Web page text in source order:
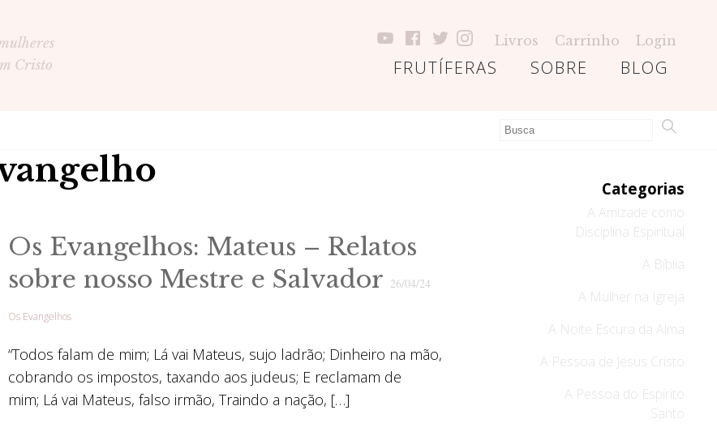
Cristo
Livros Carrinho Login
BLOG
SOBRE
FRUTÍFERAS
Os Evangelhos: Mateus – Relatos
sobre nosso Mestre e Salvador 26/04/24
Os Evangelhos
“Todos falam de mim; Lá vai Mateus, sujo ladrão; Dinheiro na mão,
cobrando os impostos, taxando aos judeus; E reclamam de
mim; Lá vai Mateus, falso irmão, Traindo a nação, […]
Categorias
A Amizade como
Disciplina Espiritual
A Bíblia
A Mulher na Igreja
A Noite Escura da Alma
A Pessoa de Jesus Cristo
A Pessoa do Espírito
Santo